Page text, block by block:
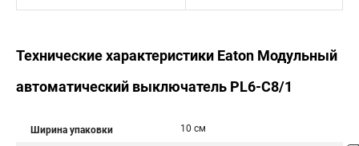
Технические характеристики Eaton Модульный
автоматический выключатель PL6-C8/1
Ширина упаковки 10 см